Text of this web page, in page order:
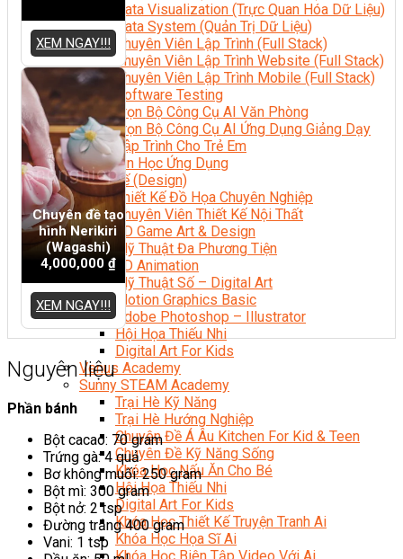
Data Visualization (Trực Quan Hóa Dữ Liệu)
Data System (Quản Trị Dữ Liệu)
Chuyên Viên Lập Trình (Full Stack)
Chuyên Viên Lập Trình Website (Full Stack)
Chuyên Viên Lập Trình Mobile (Full Stack)
Software Testing
Trọn Bộ Công Cụ AI Văn Phòng
Trọn Bộ Công Cụ AI Ứng Dụng Giảng Dạy
Lập Trình Cho Trẻ Em
Tin Học Ứng Dụng
Thiết Kế (Design)
Thiết Kế Đồ Họa Chuyên Nghiệp
Chuyên Viên Thiết Kế Nội Thất
3D Game Art & Design
Mỹ Thuật Đa Phương Tiện
3D Animation
Mỹ Thuật Số – Digital Art
Motion Graphics Basic
Adobe Photoshop – Illustrator
Hội Họa Thiếu Nhi
Digital Art For Kids
Venus Academy
Sunny STEAM Academy
Trại Hè Kỹ Năng
Trại Hè Hướng Nghiệp
Chuyên Đề Á Âu Kitchen For Kid & Teen
Chuyên Đề Kỹ Năng Sống
Khóa Học Nấu Ăn Cho Bé
Hội Họa Thiếu Nhi
Digital Art For Kids
Khóa Học Thiết Kế Truyện Tranh Ai
Khóa Học Họa Sĩ Ai
XEM NGAY!!!
Chuyên đề tạo
hình Nerikiri
(Wagashi)
4,000,000 ₫
XEM NGAY!!!
Nguyên liệu
Phần bánh
Bột cacao: 70 gram
Trứng gà: 4 quả
Bơ không muối: 250 gram
Bột mì: 300 gram
Bột nở: 2 tsp
Đường trắng 400 gram
Vani: 1 tsp